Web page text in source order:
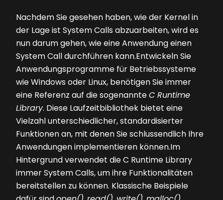
Nachdem Sie gesehen haben, wie der Kernel in
der Lage ist System Calls abzuarbeiten, wird es
nun darum gehen, wie ­eine Anwendung einen
System Call durchführen kann.Entwickeln Sie
Anwendungsprogramme für Betriebssysteme
wie Windows oder Linux, benötigen Sie immer
eine Referenz auf die sogenannteC Runtime
Library. Diese Laufzeitbibliothek bietet eine
Vielzahl unterschiedlicher, standardisierter
Funktionen an, mit denen Sie schlussendlich Ihre
Anwendungen implementieren können.Im
Hintergrund verwendet die C Runtime Library
immer System Calls, um ihre Funktionalitäten
bereitstellen zu können. Klassische Beispiele